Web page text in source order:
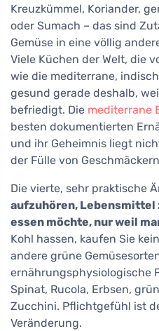
Kreuzkümmel, Koriander,
oder Sumach – das sind
Gemüse in eine völlig
Viele Küchen der Welt, die
wie die mediterrane,
gesund gerade deshalb,
befriedigt. Die mediterrane
besten dokumentierten
und ihr Geheimnis liegt
der Fülle von
Die vierte, sehr praktische
aufzuhören, Lebensmittel
essen möchte, nur weil
Kohl hassen, kaufen Sie
andere grüne
ernährungsphysiologische
Spinat, Rucola, Erbsen,
Zucchini. Pflichtgefühl ist
Veränderung.